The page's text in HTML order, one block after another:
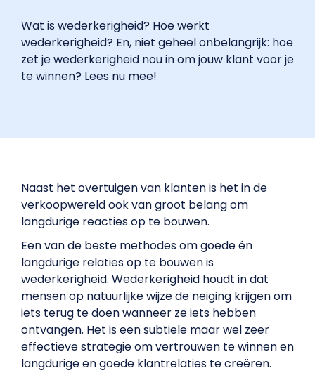
Wat is wederkerigheid? Hoe werkt
wederkerigheid? En, niet geheel onbelangrijk: hoe
zet je wederkerigheid nou in om jouw klant voor je
te winnen? Lees nu mee!
Naast het overtuigen van klanten is het in de
verkoopwereld ook van groot belang om
langdurige reacties op te bouwen.
Een van de beste methodes om goede én
langdurige relaties op te bouwen is
wederkerigheid. Wederkerigheid houdt in dat
mensen op natuurlijke wijze de neiging krijgen om
iets terug te doen wanneer ze iets hebben
ontvangen. Het is een subtiele maar wel zeer
effectieve strategie om vertrouwen te winnen en
langdurige en goede klantrelaties te creëren.